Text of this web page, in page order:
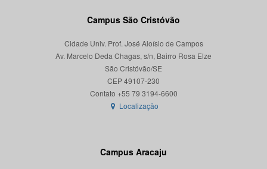
Campus São Cristóvão
Cidade Univ. Prof. José Aloísio de Campos
Av. Marcelo Deda Chagas, s/n, Bairro Rosa Elze
São Cristóvão/SE
CEP 49107-230
Localização
Campus Aracaju